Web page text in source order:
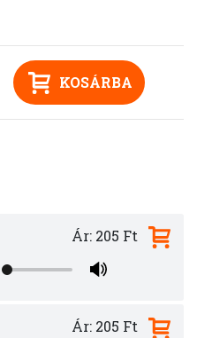
KOSÁRBA
Ár: 205 Ft
Ár: 205 Ft